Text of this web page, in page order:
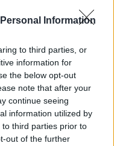
Information
to third parties, or
information for
the below opt-out
note that after your
continue seeing
information utilized by
third parties prior to
out of the further